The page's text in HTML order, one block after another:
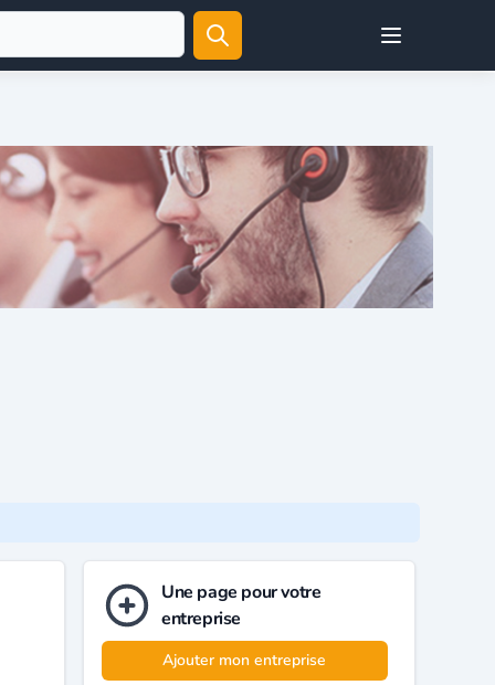
Open user menu
Une page pour votre
entreprise
Ajouter mon entreprise